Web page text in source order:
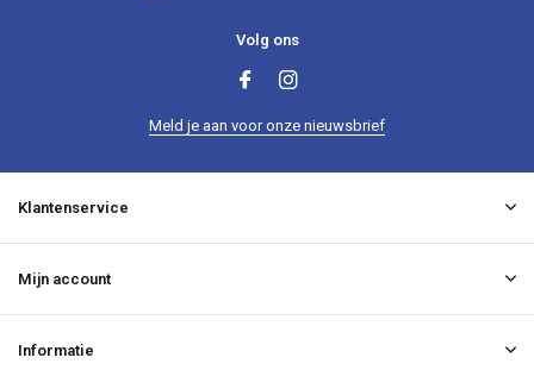
Volg ons
Meld je aan voor onze nieuwsbrief
Klantenservice
Mijn account
Informatie